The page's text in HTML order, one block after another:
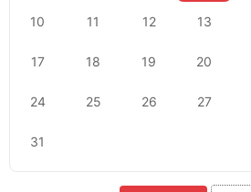
10 11 12 13
17 18 19 20
24 25 26 27
31